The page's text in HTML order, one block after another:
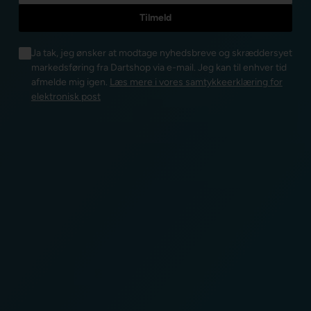
Ja tak, jeg ønsker at modtage nyhedsbreve og skræddersyet
markedsføring fra Dartshop via e-mail. Jeg kan til enhver tid
afmelde mig igen. Læs mere i vores samtykkeerklæring for
elektronisk post